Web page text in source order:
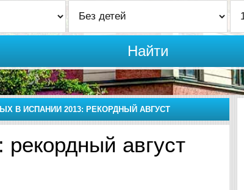
Найти
В ИСПАНИИ 2013: РЕКОРДНЫЙ АВГУСТ
август